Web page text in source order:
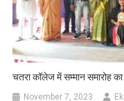
चतरा कॉलेज में सम्मान समारोह
November 7, 2023